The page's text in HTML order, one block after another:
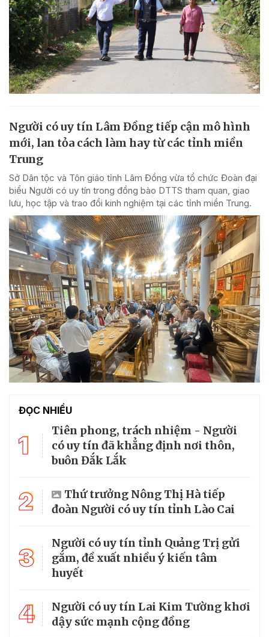
Người có uy tín Lâm Đồng tiếp cận mô hình
mới, lan tỏa cách làm hay từ các tỉnh miền
Trung
Sở Dân tộc và Tôn giáo tỉnh Lâm Đồng vừa tổ chức Đoàn đại
biểu Người có uy tín trong đồng bào DTTS tham quan, giao
lưu, học tập và trao đổi kinh nghiệm tại các tỉnh miền Trung.
ĐỌC NHIỀU
1
Tiên phong, trách nhiệm - Người
có uy tín đã khẳng định nơi thôn,
buôn Đắk Lắk
2
Thứ trưởng Nông Thị Hà tiếp
đoàn Người có uy tín tỉnh Lào Cai
3
Người có uy tín tỉnh Quảng Trị gửi
gắm, đề xuất nhiều ý kiến tâm
huyết
4
Người có uy tín Lai Kim Tường khơi
dậy sức mạnh cộng đồng